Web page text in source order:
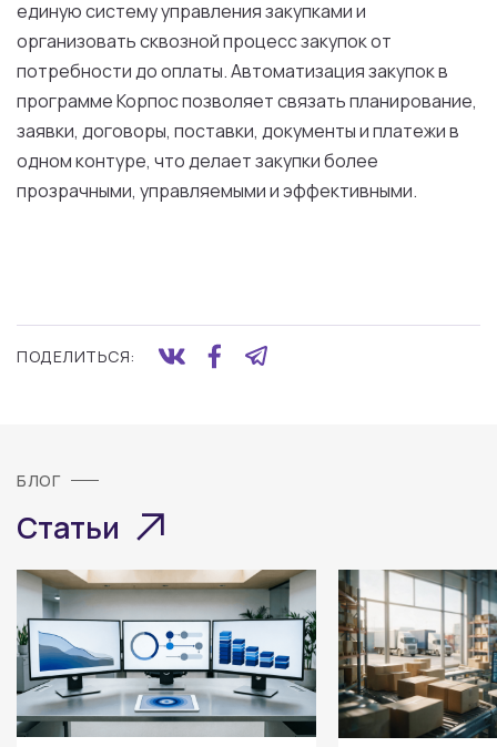
единую систему управления закупками и
организовать сквозной процесс закупок от
потребности до оплаты. Автоматизация закупок в
программе Корпос позволяет связать планирование,
заявки, договоры, поставки, документы и платежи в
одном контуре, что делает закупки более
прозрачными, управляемыми и эффективными.
ПОДЕЛИТЬСЯ:
БЛОГ
Статьи